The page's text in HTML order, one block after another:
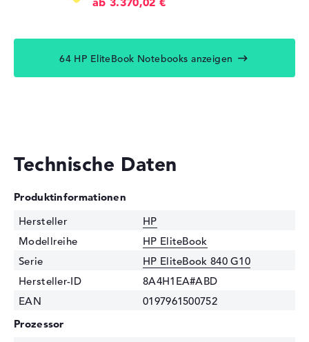
64 HP EliteBook Notebooks anzeigen
Technische Daten
Produktinformationen
Hersteller
HP
Modellreihe
HP EliteBook
Serie
HP EliteBook 840 G10
Hersteller-ID
8A4H1EA#ABD
EAN
0197961500752
Prozessor